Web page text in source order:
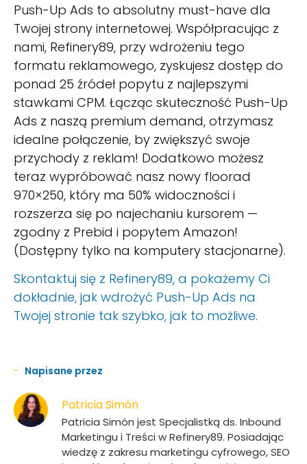
Push-Up Ads to absolutny must-have dla
Twojej strony internetowej. Współpracując z
nami, Refinery89, przy wdrożeniu tego
formatu reklamowego, zyskujesz dostęp do
ponad 25 źródeł popytu z najlepszymi
stawkami CPM. Łącząc skuteczność Push-Up
Ads z naszą premium demand, otrzymasz
idealne połączenie, by zwiększyć swoje
przychody z reklam! Dodatkowo możesz
teraz wypróbować nasz nowy floorad
970×250, który ma 50% widoczności i
rozszerza się po najechaniu kursorem —
zgodny z Prebid i popytem Amazon!
(Dostępny tylko na komputery stacjonarne).
Skontaktuj się z Refinery89, a pokażemy Ci
dokładnie, jak wdrożyć Push-Up Ads na
Twojej stronie tak szybko, jak to możliwe.
Napisane przez
Patricia Simón
Patricia Simón jest Specjalistką ds. Inbound
Marketingu i Treści w Refinery89. Posiadając
wiedzę z zakresu marketingu cyfrowego, SEO